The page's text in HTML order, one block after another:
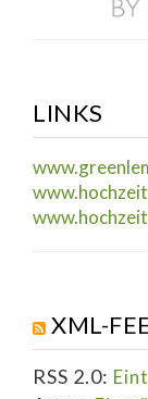
LINKS
XML-
RSS 2.0: